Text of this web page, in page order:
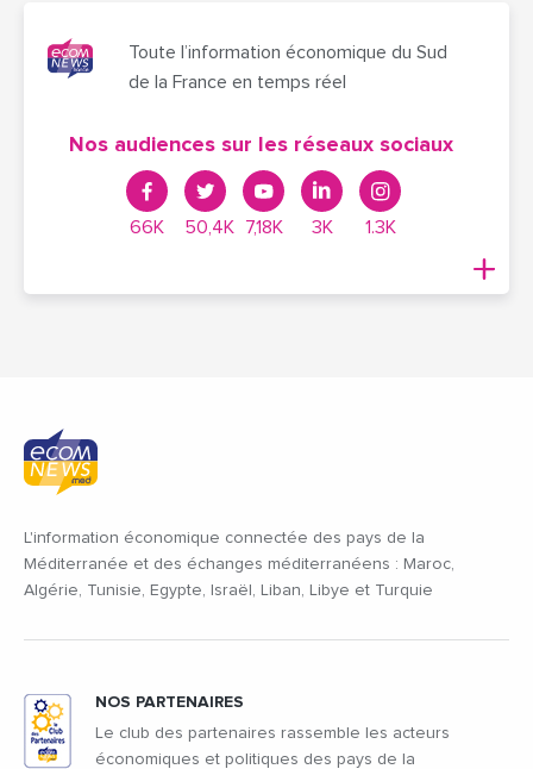
Toute l’information économique du Sud
de la France en temps réel
Nos audiences sur les réseaux sociaux
66K 50,4K 7,18K 3K 1.3K
L'information économique connectée des pays de la
Méditerranée et des échanges méditerranéens : Maroc,
Algérie, Tunisie, Egypte, Israël, Liban, Libye et Turquie
NOS PARTENAIRES
Le club des partenaires rassemble les acteurs
économiques et politiques des pays de la